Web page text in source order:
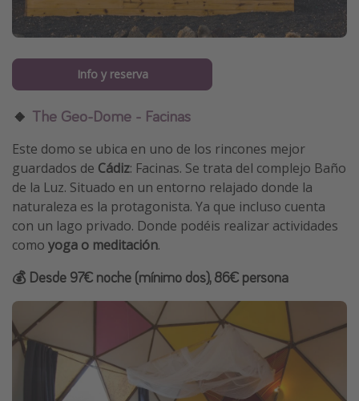
Info y reserva
🔸 The Geo-Dome - Facinas
Este domo se ubica en uno de los rincones mejor
guardados de Cádiz: Facinas. Se trata del complejo Baño
de la Luz. Situado en un entorno relajado donde la
naturaleza es la protagonista. Ya que incluso cuenta
con un lago privado. Donde podéis realizar actividades
como yoga o meditación.
💰 Desde 97€ noche (mínimo dos), 86€ persona